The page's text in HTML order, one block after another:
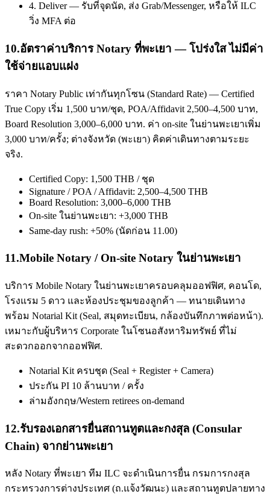
4. Deliver — รับที่จุดนัด, ส่ง Grab/Messenger, หรือให้ ILC
วิ่ง MFA ต่อ
10.อัตราค่าบริการ Notary ที่พะเยา — โปร่งใส ไม่มีค่า
ใช้จ่ายแอบแฝง
ราคา Notary Public เท่ากันทุกโซน (Standard Rate) — Certified
True Copy เริ่ม 1,500 บาท/ชุด, POA/Affidavit 2,500–4,500 บาท,
Board Resolution 3,000–6,000 บาท. ค่า on-site ในย่านพะเยาเพิ่ม
3,000 บาท/ครั้ง; ต่างจังหวัด (พะเยา) คิดค่าเดินทางตามระยะ
จริง.
Certified Copy: 1,500 THB / ชุด
Signature / POA / Affidavit: 2,500–4,500 THB
Board Resolution: 3,000–6,000 THB
On-site ในย่านพะเยา: +3,000 THB
Same-day rush: +50% (นัดก่อน 11.00)
11.Mobile Notary / On-site Notary ในย่านพะเยา
บริการ Mobile Notary ในย่านพะเยาครอบคลุมออฟฟิศ, คอนโด,
โรงแรม 5 ดาว และห้องประชุมของลูกค้า — ทนายเดินทาง
พร้อม Notarial Kit (Seal, สมุดทะเบียน, กล้องบันทึกภาพต่อหน้า).
เหมาะกับผู้บริหาร Corporate ในโซนอสังหาริมทรัพย์ ที่ไม่
สะดวกออกจากออฟฟิศ.
Notarial Kit ครบชุด (Seal + Register + Camera)
ประกัน PI 10 ล้านบาท / ครั้ง
ล่ามอังกฤษ/Western retirees on-demand
12.รับรองเอกสารยื่นสถานทูตและกงสุล (Consular
Chain) จากย่านพะเยา
หลัง Notary ที่พะเยา ทีม ILC จะดำเนินการยื่น กรมการกงสุล
กระทรวงการต่างประเทศ (ถ.แจ้งวัฒนะ) และสถานทูตปลายทาง